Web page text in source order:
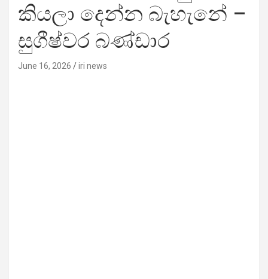
කියලා දෙන්න බැහැනේ –
සුගීෂ්වර බණ්ඩාර
June 16, 2026 iri news